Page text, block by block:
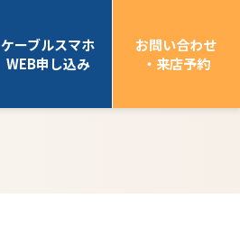
ケーブルスマホ
WEB申し込み
お問い合わせ
・来店予約